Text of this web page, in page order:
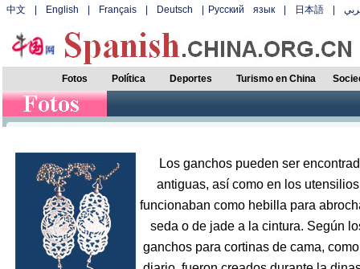
中文 English Français Deutsch Русский язык 日本語
Fotos Política Deportes Turismo en China
Los ganchos pueden ser
antiguas, así como en los
funcionaban como hebilla para
seda o de jade a la cintura. Según
ganchos para cortinas de cama,